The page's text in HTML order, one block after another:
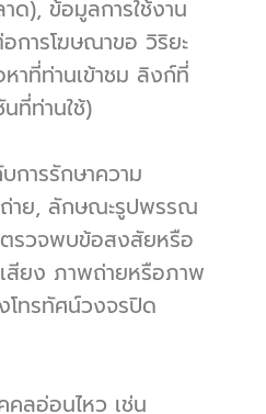
ด), ข้อมูลการใช้งาน
การโฆษณาขอ วิริยะ
าที่ท่านเข้าชม ลิงก์ที่
ที่ท่านใช้)
รรักษาความ
าย, ลักษณะรูปพรรณ
รวจพบข้อสงสัยหรือ
ยง ภาพถ่ายหรือภาพ
โทรทัศน์วงจรปิด
อนไหว เช่น